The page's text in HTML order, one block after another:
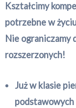
Kształcimy
potrzebne w
Nie ograniczamy
rozszerzonych!
Już w klasie